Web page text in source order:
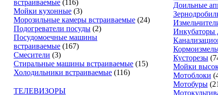
встраиваемые (116)
Мойки кухонные (3)
Морозильные камеры встраиваемые (24)
Подогреватели посуды (2)
Посудомоечные машины
встраиваемые (167)
Смесители (3)
Стиральные машины встраиваемые (15)
Холодильники встраиваемые (116)
ТЕЛЕВИЗОРЫ
Доильные
Инкубаторы
Кусторезы
Мойки
Мотоблоки
Мотобуры